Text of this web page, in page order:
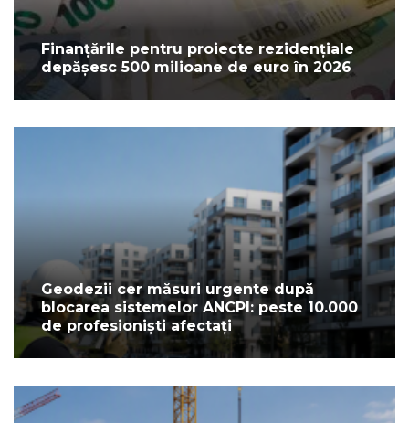
Finanțările pentru proiecte rezidențiale
depășesc 500 milioane de euro în 2026
Geodezii cer măsuri urgente după
blocarea sistemelor ANCPI: peste 10.000
de profesioniști afectați